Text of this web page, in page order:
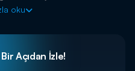
ve bütün sırlar ortaya
oku
Açıdan İzle!